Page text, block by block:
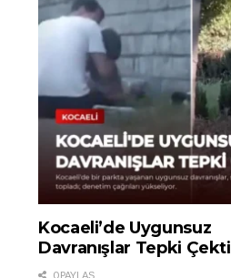
Kocaeli’de Uygunsuz
Davranışlar Tepki Çekti
0 PAYLAŞ